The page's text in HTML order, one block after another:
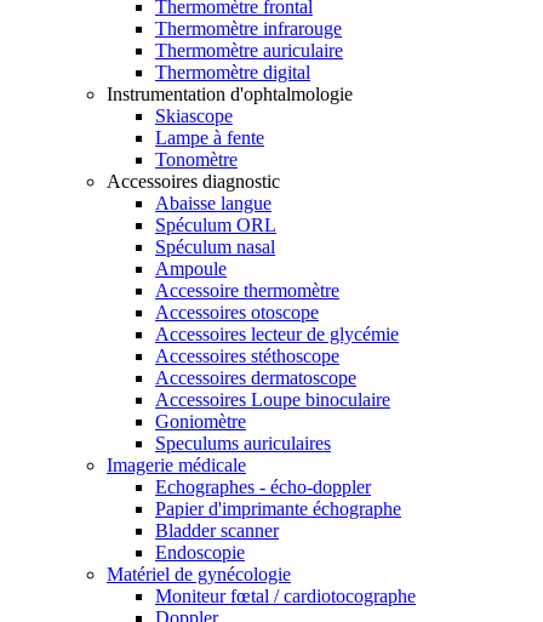
Thermomètre frontal
Thermomètre infrarouge
Thermomètre auriculaire
Thermomètre digital
Instrumentation d'ophtalmologie
Skiascope
Lampe à fente
Tonomètre
Accessoires diagnostic
Abaisse langue
Spéculum ORL
Spéculum nasal
Ampoule
Accessoire thermomètre
Accessoires otoscope
Accessoires lecteur de glycémie
Accessoires stéthoscope
Accessoires dermatoscope
Accessoires Loupe binoculaire
Goniomètre
Speculums auriculaires
Imagerie médicale
Echographes - écho-doppler
Papier d'imprimante échographe
Bladder scanner
Endoscopie
Matériel de gynécologie
Moniteur fœtal / cardiotocographe
Doppler